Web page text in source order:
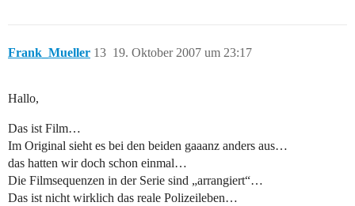
Frank_Mueller 19. Oktober 2007 um 23:17
13
Hallo,
Das ist Film…
Im Original sieht es bei den beiden gaaanz anders aus…
das hatten wir doch schon einmal…
Die Filmsequenzen in der Serie sind „arrangiert“…
Das ist nicht wirklich das reale Polizeileben…